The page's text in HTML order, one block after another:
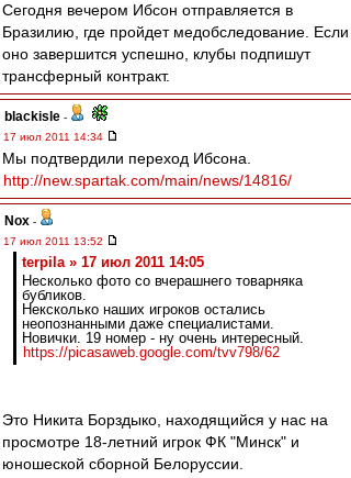
Сегодня вечером Ибсон отправляется в
Бразилию, где пройдет медобследование. Если
оно завершится успешно, клубы подпишут
трансферный контракт.
blackisle -
17 июл 2011 14:34
Мы подтвердили переход Ибсона.
http://new.spartak.com/main/news/14816/
Nox -
17 июл 2011 13:52
terpila » 17 июл 2011 14:05
Несколько фото со вчерашнего товарняка
бубликов.
Нексколько наших игроков остались
неопознанными даже специалистами.
Новички. 19 номер - ну очень интересный.
https://picasaweb.google.com/tvv798/62
Это Никита Борздыко, находящийся у нас на
просмотре 18-летний игрок ФК "Минск" и
юношеской сборной Белоруссии.